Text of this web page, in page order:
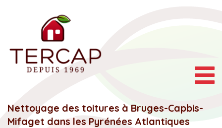
Nettoyage des toitures à Bruges-Capbis-
Mifaget dans les Pyrénées Atlantiques